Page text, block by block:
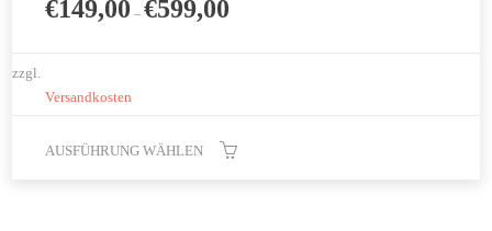
€149,00 –€599,00
zzgl.
Versandkosten
AUSFÜHRUNG WÄHLEN